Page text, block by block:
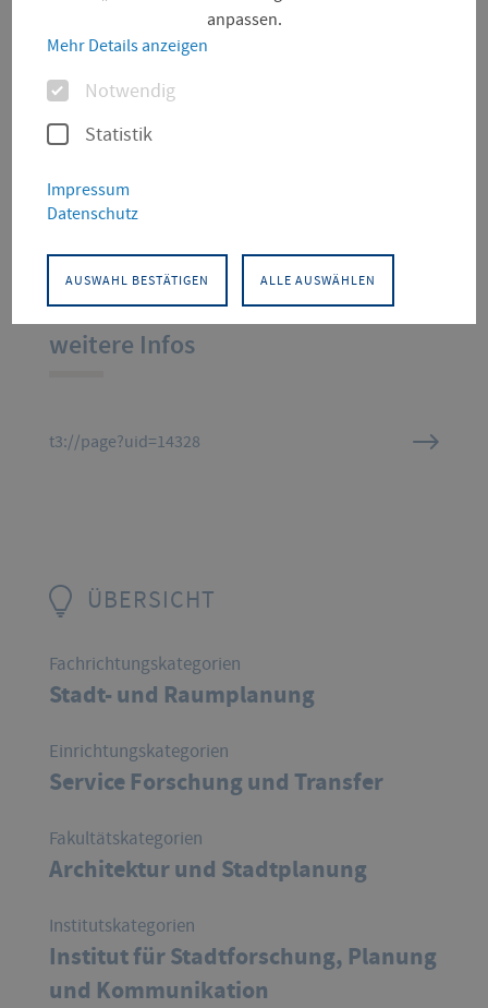
DigiLe
Entwicklung, Erprobung und
Evaluation mediengestützter Module
mit Methoden des E-Learning
weitere Infos
t3://page?uid=14328
ÜBERSICHT
Fachrichtungskategorien
Stadt- und Raumplanung
Einrichtungskategorien
Service Forschung und Transfer
Fakultätskategorien
Architektur und Stadtplanung
Institutskategorien
Institut für Stadtforschung, Planung
und Kommunikation
anpassen.
Mehr Details anzeigen
OptionenNotwendig
Statistik
Impressum
Datenschutz
AUSWAHL BESTÄTIGEN ALLE AUSWÄHLEN